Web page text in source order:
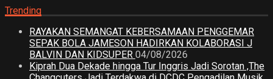
Trending
RAYAKAN SEMANGAT KEBERSAMAAN PENGGEMAR
SEPAK BOLA JAMESON HADIRKAN KOLABORASI J
BALVIN DAN KIDSUPER 04/08/2026
Kiprah Dua Dekade hingga Tur Inggris Jadi Sorotan ,The